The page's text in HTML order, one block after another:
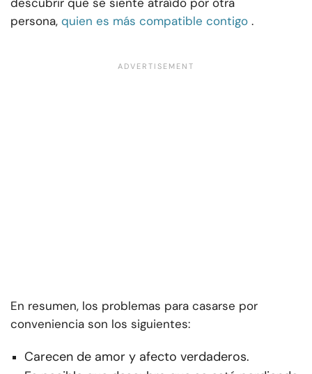
persona, quien es más compatible contigo .
En resumen, los problemas para casarse por
conveniencia son los siguientes:
Carecen de amor y afecto verdaderos.